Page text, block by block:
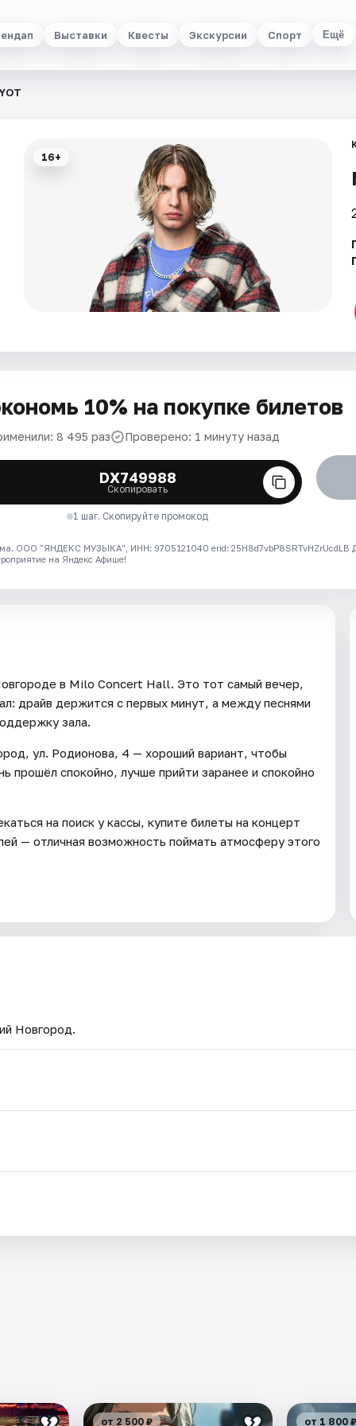
Выставки Квесты Экскурсии Спорт Ещё
16+
10% на покупке билетов
8 495 раз Проверено: 1 минуту назад
DX749988
Скопировать
1 шаг. Скопируйте промокод
ООО "ЯНДЕКС МУЗЫКА", ИНН: 9705121040 erid: 25H8d7vbP8SRTvHZrUcdLB
на Яндекс Афише!
в Milo Concert Hall. Это тот самый вечер,
драйв держится с первых минут, а между песнями
зала.
ул. Родионова, 4 — хороший вариант, чтобы
прошёл спокойно, лучше прийти заранее и спокойно
на поиск у кассы, купите билеты на концерт
— отличная возможность поймать атмосферу этого
Новгород.
от 2 500 ₽ от 1 800 ₽